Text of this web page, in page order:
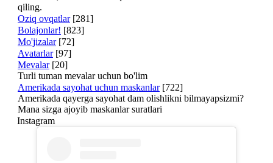
qiling.
Oziq ovqatlar [281]
Bolajonlar! [823]
Mo'jizalar [72]
Avatarlar [97]
Mevalar [20]
Turli tuman mevalar uchun bo'lim
Amerikada sayohat uchun maskanlar [722]
Amerikada qayerga sayohat dam olishlikni bilmayapsizmi?
Mana sizga ajoyib maskanlar suratlari
Instagram